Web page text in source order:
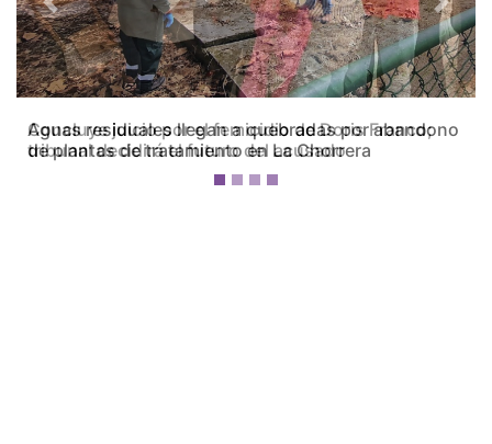
Concluye juicio por el femicidio de Doris Franco;
tribunal decidirá el futuro del acusado
Previous Next